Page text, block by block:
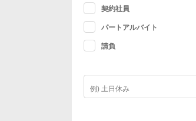
契約社員
パートアルバイト
請負